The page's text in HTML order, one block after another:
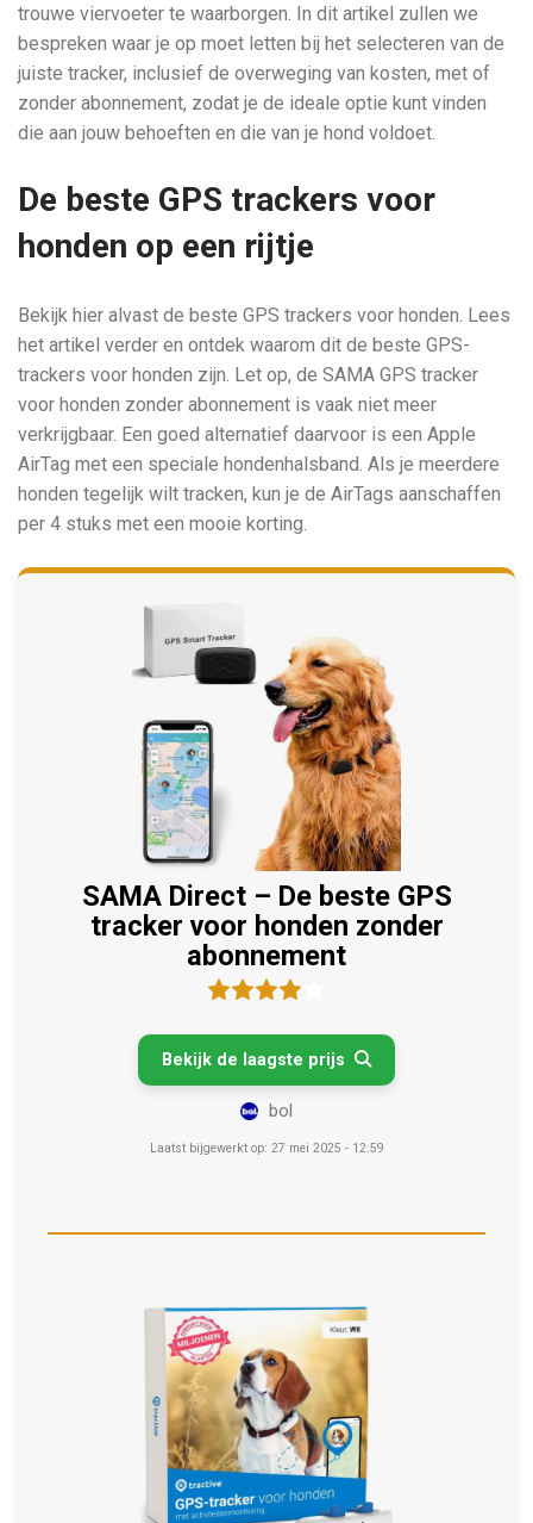
trouwe viervoeter te waarborgen. In dit artikel zullen we
bespreken waar je op moet letten bij het selecteren van de
juiste tracker, inclusief de overweging van kosten, met of
zonder abonnement, zodat je de ideale optie kunt vinden
die aan jouw behoeften en die van je hond voldoet.
De beste GPS trackers voor
honden op een rijtje
Bekijk hier alvast de beste GPS trackers voor honden. Lees
het artikel verder en ontdek waarom dit de beste GPS-
trackers voor honden zijn. Let op, de SAMA GPS tracker
voor honden zonder abonnement is vaak niet meer
verkrijgbaar. Een goed alternatief daarvoor is een Apple
AirTag met een speciale hondenhalsband. Als je meerdere
honden tegelijk wilt tracken, kun je de AirTags aanschaffen
per 4 stuks met een mooie korting.
SAMA Direct – De beste GPS
tracker voor honden zonder
abonnement
Bekijk de laagste prijs 
bol
Laatst bijgewerkt op: 27 mei 2025 - 12:59